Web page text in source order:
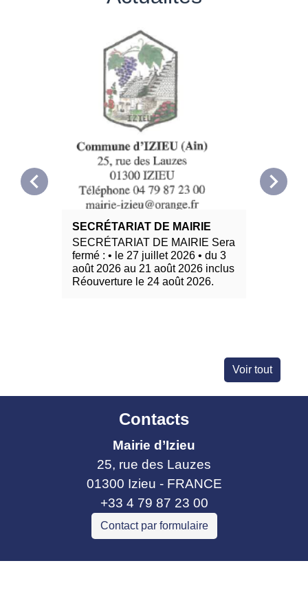
SECRÉTARIAT DE MAIRIE
SECRÉTARIAT DE MAIRIE Sera
fermé : • le 27 juillet 2026 • du 3
août 2026 au 21 août 2026 inclus
Réouverture le 24 août 2026.
chevron_left chevron_right
Voir tout
Contacts
Mairie d’Izieu
25, rue des Lauzes
01300 Izieu - FRANCE
+33 4 79 87 23 00
Contact par formulaire